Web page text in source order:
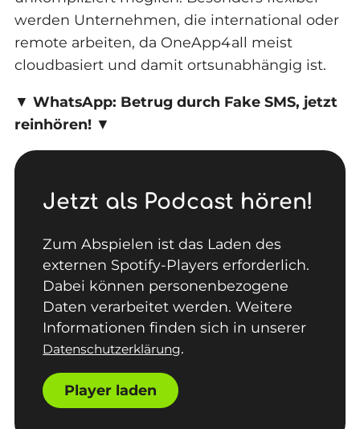
werden Unternehmen, die international oder
remote arbeiten, da OneApp4all meist
cloudbasiert und damit ortsunabhängig ist.
▼ WhatsApp: Betrug durch Fake SMS, jetzt
reinhören!▼
Jetzt als Podcast hören!
Zum Abspielen ist das Laden des
externen Spotify-Players erforderlich.
Dabei können personenbezogene
Daten verarbeitet werden. Weitere
Informationen finden sich in unserer
Datenschutzerklärung.
Player laden